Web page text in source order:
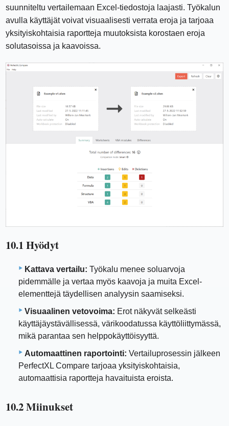
suunniteltu vertailemaan Excel-tiedostoja laajasti. Työkalun
avulla käyttäjät voivat visuaalisesti verrata eroja ja tarjoaa
yksityiskohtaisia ​​raportteja muutoksista korostaen eroja
solutasoissa ja kaavoissa.
10.1 Hyödyt
Kattava vertailu: Työkalu menee soluarvoja
pidemmälle ja vertaa myös kaavoja ja muita Excel-
elementtejä täydellisen analyysin saamiseksi.
Visuaalinen vetovoima: Erot näkyvät selkeästi
käyttäjäystävällisessä, värikoodatussa käyttöliittymässä,
mikä parantaa sen helppokäyttöisyyttä.
Automaattinen raportointi: Vertailuprosessin jälkeen
PerfectXL Compare tarjoaa yksityiskohtaisia,
automaattisia raportteja havaituista eroista.
10.2 Miinukset